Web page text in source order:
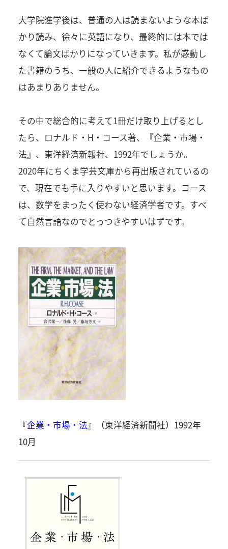
大学院進学後は、普通の人は読まないような本ば
かり読み、徐々に英語になり、最終的には本では
なくて論文ばかりになっていきます。私が感動し
た書籍のうち、一般の人に紹介できるようなもの
はあまりありません。
その中で総合的に考えて1冊だけ取り上げるとし
たら、ロナルド・H・コース著、『企業・市場・
法』、東洋経済新報社、1992年でしょうか。
2020年にちくま学芸文庫から再出版されているの
で、現在でも手に入りやすいと思います。コース
は、数学をまったく使わない経済学者です。すべ
て自然言語なのでとっつきやすいはずです。
『企業・市場・法』（東洋経済新聞社）1992年
10月